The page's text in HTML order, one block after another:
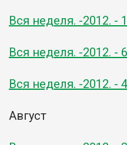
Вся неделя. -2012. -
Вся неделя. -2012. -
Вся неделя. -2012. -
Август